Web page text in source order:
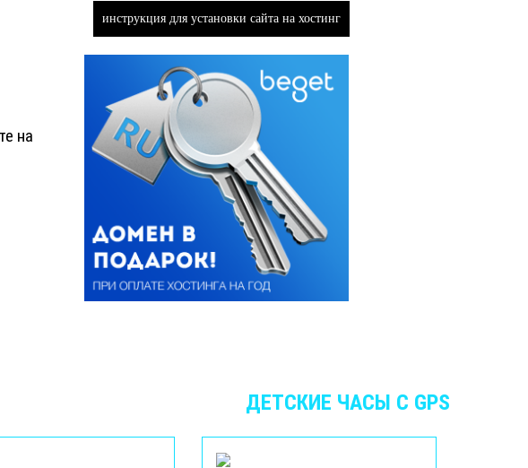
инструкция для установки сайта на хостинг
на
ДЕТСКИЕ ЧАСЫ С GPS